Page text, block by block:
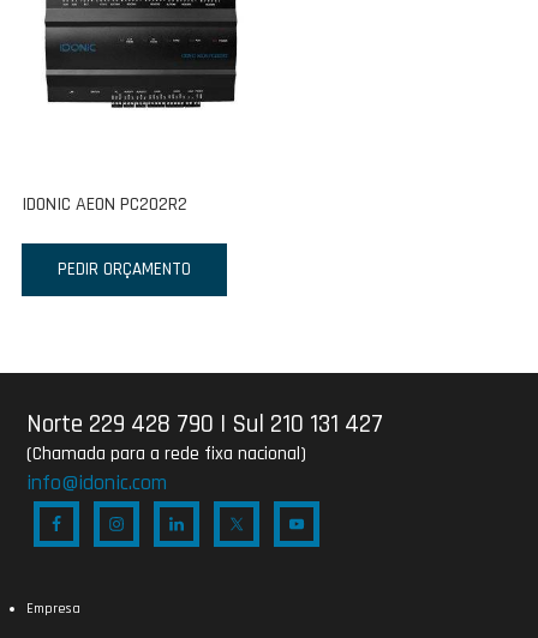
IDONIC AEON PC202R2
PEDIR ORÇAMENTO
Norte 229 428 790 | Sul 210 131 427
(Chamada para a rede fixa nacional)
info@idonic.com
Empresa